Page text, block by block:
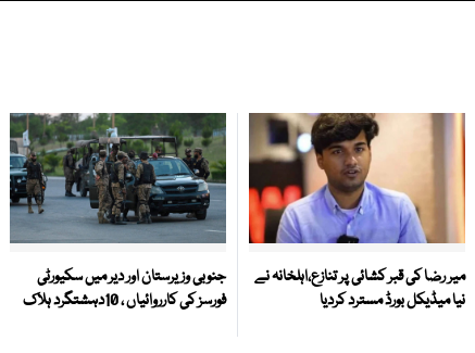
میر رضا کی قبر کشائی پر تنازع،اہلخانہ نے
نیا میڈیکل بورڈ مسترد کردیا
جنوبی وزیرستان اور دیر میں سکیورٹی
فورسز کی کارروائیاں ، 10دہشتگرد ہلاک